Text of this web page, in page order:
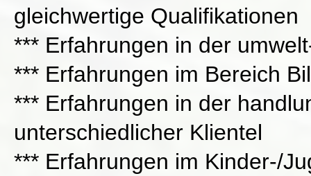
gleichwertige Qualifikationen
*** Erfahrungen in der
*** Erfahrungen im Bereich
*** Erfahrungen in der
unterschiedlicher Klientel
*** Erfahrungen im Kinder-/